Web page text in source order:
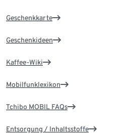
Geschenkkarte
Geschenkideen
Kaffee-Wiki
Mobilfunklexikon
Tchibo MOBIL FAQs
Entsorgung / Inhaltsstoffe